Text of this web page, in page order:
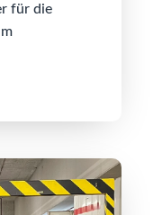
für die